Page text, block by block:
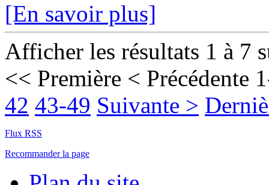
[En savoir plus]
Afficher les résultats 1 à 7
<< Première < Précédente
42 43-49 Suivante >
Flux RSS
Recommander la page